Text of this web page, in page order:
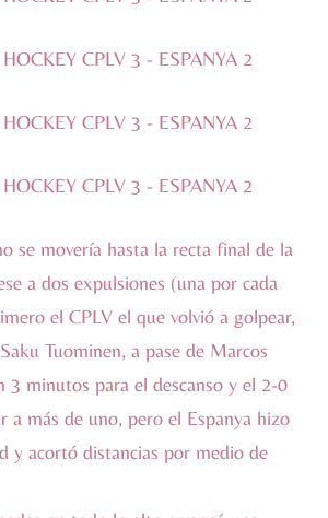
se movería hasta la recta final de la
a dos expulsiones (una por cada
el CPLV el que volvió a golpear,
Tuominen, a pase de Marcos
3 minutos para el descanso y el 2-0
a más de uno, pero el Espanya hizo
y acortó distancias por medio de